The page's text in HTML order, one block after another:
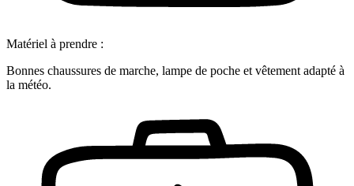
Matériel à prendre :
Bonnes chaussures de marche, lampe de poche et vêtement adapté à
la météo.